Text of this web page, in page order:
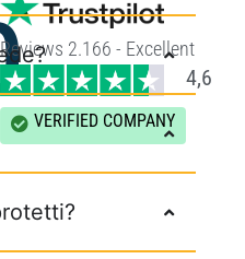
Reviews 2.166 - Excellent
4,6
VERIFIED COMPANY